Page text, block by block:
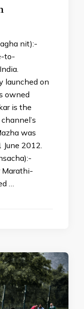
nit):-
to-
launched on
owned
is the
was
2012.
Marathi-
…